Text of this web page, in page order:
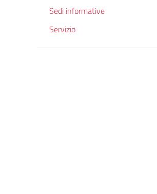
Sedi informative
Servizio